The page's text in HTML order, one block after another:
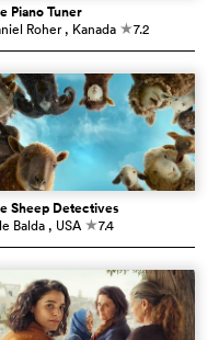
Piano Tuner
Roher , Kanada c7.2
Sheep Detectives
Balda , USA c7.4